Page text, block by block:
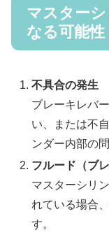
マスター
なる可能性
不具合の発生
ブレーキレバ
い、または不
ンダー内部の
フルード（ブ
マスターシリ
れている場合
す。